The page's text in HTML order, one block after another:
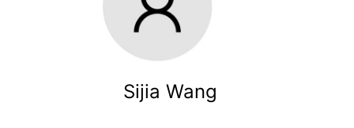
Sijia Wang